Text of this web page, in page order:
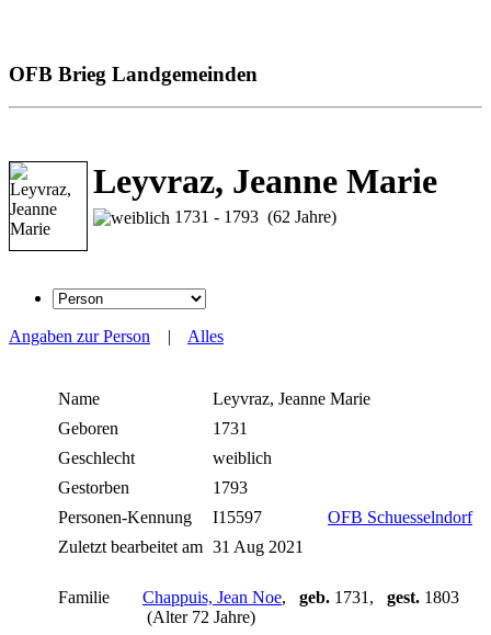
OFB Brieg Landgemeinden
Leyvraz, Jeanne Marie
1731 - 1793 (62 Jahre)
Angaben zur Person | Alles
Name Leyvraz, Jeanne Marie
Geboren
1731
Geschlecht
weiblich
Gestorben
1793
Personen-Kennung
I15597
OFB Schuesselndorf
Zuletzt bearbeitet am 31 Aug 2021
Familie Chappuis, Jean Noe, geb. 1731, gest. 1803
(Alter 72 Jahre)